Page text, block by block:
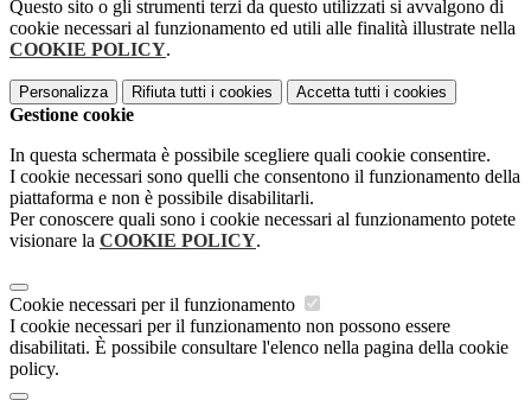
Questo sito o gli strumenti terzi da questo utilizzati si avvalgono di
cookie necessari al funzionamento ed utili alle finalità illustrate nella
COOKIE POLICY.
Personalizza Rifiuta tutti i cookies Accetta tutti i cookies
Gestione cookie
In questa schermata è possibile scegliere quali cookie consentire.
I cookie necessari sono quelli che consentono il funzionamento della
piattaforma e non è possibile disabilitarli.
Per conoscere quali sono i cookie necessari al funzionamento potete
visionare la COOKIE POLICY.
Cookie necessari per il funzionamento
I cookie necessari per il funzionamento non possono essere
disabilitati. È possibile consultare l'elenco nella pagina della cookie
policy.